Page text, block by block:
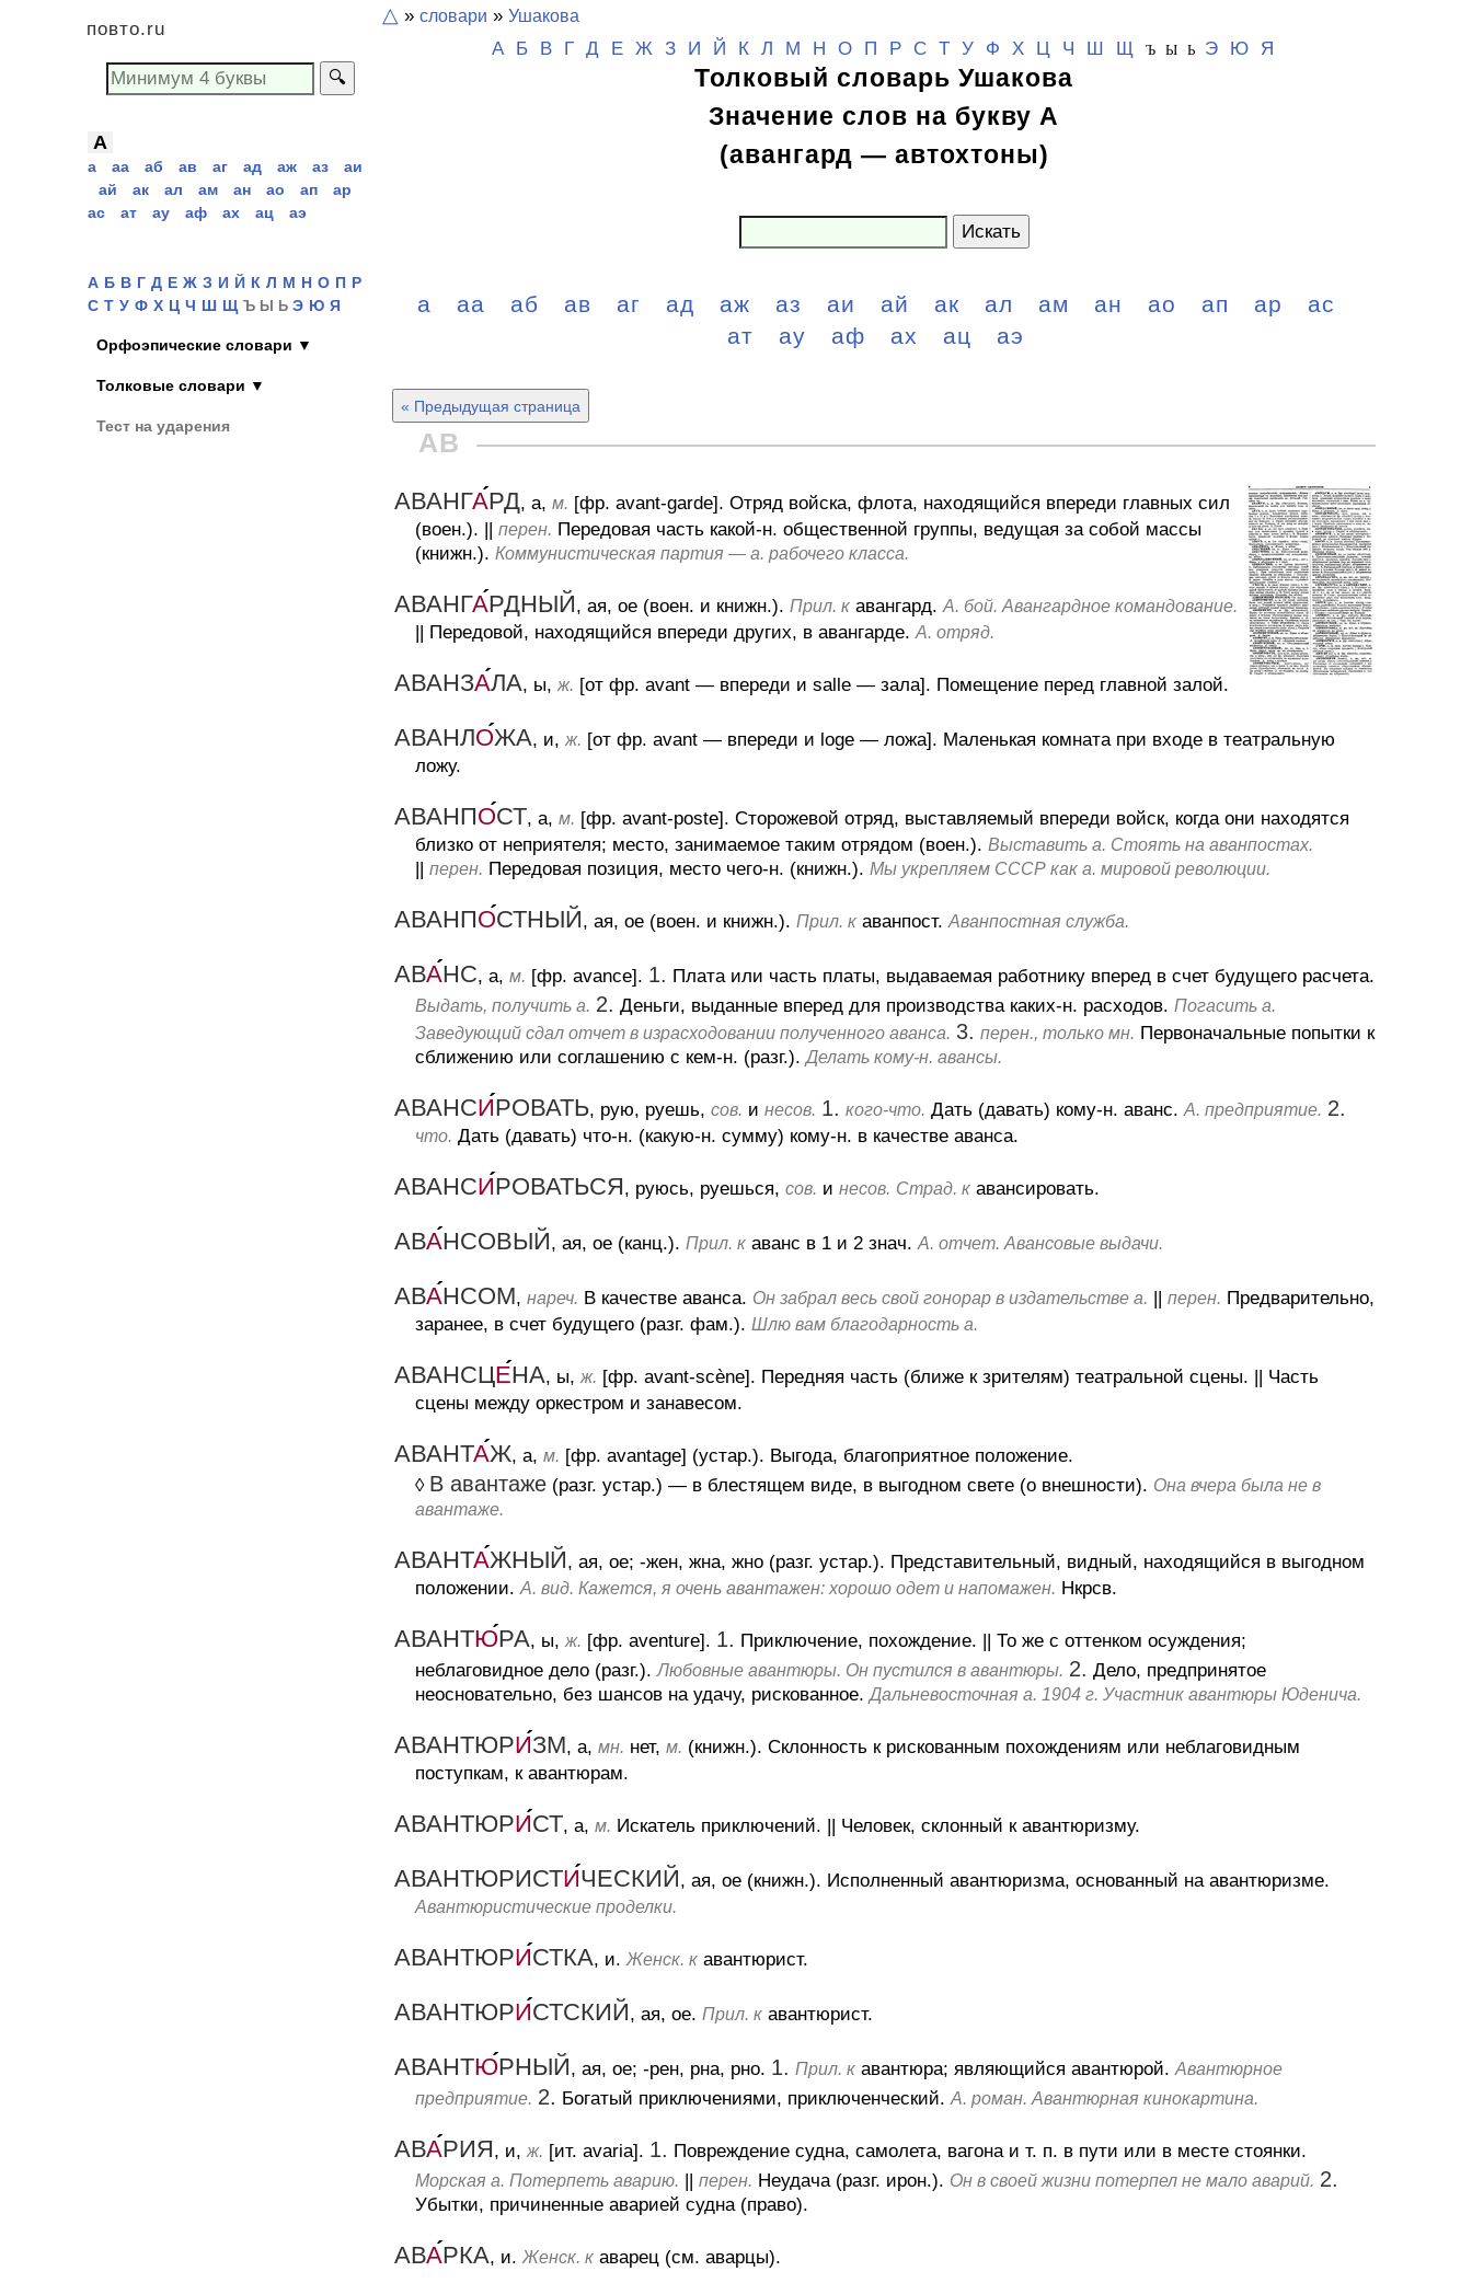
повто.ru
🔍
А
а аа аб ав аг ад аж аз
аи
ай
ак ал ам ан ао ап
ар
ас
ат ау аф ах ац аэ
А Б В Г Д Е Ж З И Й К Л М Н О П Р
С Т У Ф Х Ц Ч Ш Щ Ъ Ы Ь Э Ю Я
Орфоэпические словари ▼
Толковые словари ▼
Тест на ударения
△ » словари » Ушакова
А Б В Г Д Е Ж З И Й К Л М Н О П Р С Т У Ф Х Ц Ч Ш Щ Ъ Ы Ь Э Ю Я
Толковый словарь Ушакова
Значение слов на букву А
(авангард — автохтоны)
Искать
а аа аб ав аг ад аж аз аи ай ак ал ам ан ао ап ар
ас
ат
ау аф ах ац аэ
« Предыдущая страница
АВ
АВАНГАРД, а, м. [фр. avant-garde]. Отряд войска, флота, находящийся впереди главных сил
(воен.).
перен. Передовая часть какой-н. общественной группы, ведущая за собой массы
(книжн.). Коммунистическая партия — а. рабочего класса.
АВАНГАРДНЫЙ, ая, ое (воен. и книжн.). Прил. к авангард. А. бой. Авангардное командование.
Передовой, находящийся впереди других, в авангарде. А. отряд.
АВАНЗАЛА, ы,ж. [от фр. avant — впереди и salle — зала]. Помещение перед главной залой.
АВАНЛОЖА, и,ж. [от фр. avant — впереди и loge — ложа]. Маленькая комната при входе в театральную
ложу.
АВАНПОСТ, а, м. [фр. avant-poste]. Сторожевой отряд, выставляемый впереди войск, когда они находятся
близко от неприятеля; место, занимаемое таким отрядом (воен.). Выставить а. Стоять на аванпостах.
перен. Передовая позиция, место чего-н. (книжн.). Мы укрепляем СССР как а. мировой революции.
АВАНПОСТНЫЙ, ая, ое (воен. и книжн.). Прил. к аванпост. Аванпостная служба.
АВАНС, а, м. [фр. avance]. 1. Плата или часть платы, выдаваемая работнику вперед в счет будущего расчета.
Выдать, получить а. 2. Деньги, выданные вперед для производства каких-н. расходов. Погасить а.
Заведующий сдал отчет в израсходовании полученного аванса. 3. перен., только мн. Первоначальные попытки к
сближению или соглашению с кем-н. (разг.). Делать кому-н. авансы.
АВАНСИРОВАТЬ, рую, руешь, сов. и несов. 1. кого-что. Дать (давать) кому-н. аванс. А. предприятие. 2.
что. Дать (давать) что-н. (какую-н. сумму) кому-н. в качестве аванса.
АВАНСИРОВАТЬСЯ, руюсь, руешься, сов. и несов. Страд. к авансировать.
АВАНСОВЫЙ, ая, ое (канц.). Прил. к аванс в 1 и 2 знач. А. отчет. Авансовые выдачи.
АВАНСОМ, нареч. В качестве аванса. Он забрал весь свой гонорар в издательстве а. перен. Предварительно,
заранее, в счет будущего (разг. фам.). Шлю вам благодарность а.
АВАНСЦЕНА, ы,ж. [фр. avant-scène]. Передняя часть (ближе к зрителям) театральной сцены.
Часть
сцены между оркестром и занавесом.
АВАНТАЖ, а, м. [фр. avantage] (устар.). Выгода, благоприятное положение.
◊ В авантаже (разг. устар.) — в блестящем виде, в выгодном свете (о внешности). Она вчера была не в
авантаже.
АВАНТАЖНЫЙ, ая, ое; -жен, жна, жно (разг. устар.). Представительный, видный, находящийся в выгодном
положении. А. вид. Кажется, я очень авантажен: хорошо одет и напомажен. Нкрсв.
АВАНТЮРА, ы,ж. [фр. aventure]. 1. Приключение, похождение.
То же с оттенком осуждения;
неблаговидное дело (разг.). Любовные авантюры. Он пустился в авантюры. 2. Дело, предпринятое
неосновательно, без шансов на удачу, рискованное. Дальневосточная а. 1904 г. Участник авантюры Юденича.
АВАНТЮРИЗМ, а, мн. нет, м. (книжн.). Склонность к рискованным похождениям или неблаговидным
поступкам, к авантюрам.
АВАНТЮРИСТ, а, м. Искатель приключений. Человек, склонный к авантюризму.
АВАНТЮРИСТИЧЕСКИЙ, ая, ое (книжн.). Исполненный авантюризма, основанный на авантюризме.
Авантюристические проделки.
АВАНТЮРИСТКА, и.Женск. к авантюрист.
АВАНТЮРИСТСКИЙ, ая, ое. Прил. к авантюрист.
АВАНТЮРНЫЙ, ая, ое; -рен, рна, рно. 1. Прил. к авантюра; являющийся авантюрой. Авантюрное
предприятие. 2. Богатый приключениями, приключенческий. А. роман. Авантюрная кинокартина.
АВАРИЯ, и,ж. [ит. avaria]. 1. Повреждение судна, самолета, вагона и т. п. в пути или в месте стоянки.
Морская а. Потерпеть аварию. перен. Неудача (разг. ирон.). Он в своей жизни потерпел не мало аварий. 2.
Убытки, причиненные аварией судна (право).
АВАРКА, и.Женск. к аварец (см. аварцы).